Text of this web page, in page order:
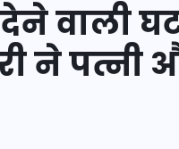
वाली
ने पत्नी